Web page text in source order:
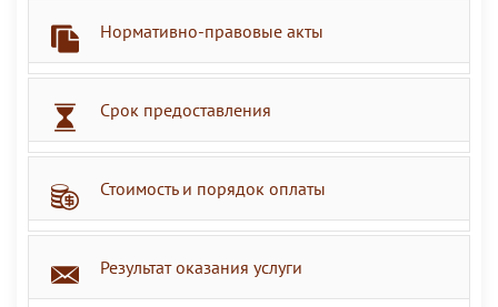
Нормативно-правовые акты
Срок предоставления
Стоимость и порядок оплаты
Результат оказания услуги